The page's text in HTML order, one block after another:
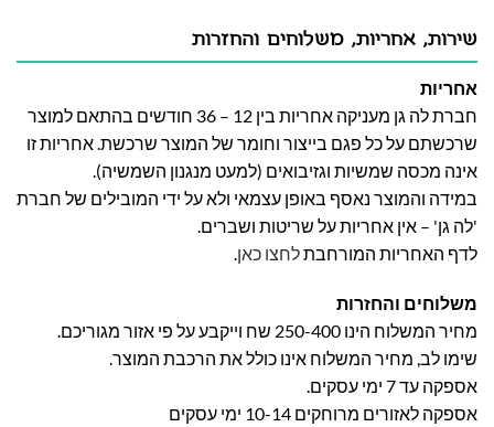
שירות, אחריות, משלוחים והחזרות
אחריות
חברת לה גן מעניקה אחריות בין 12 – 36 חודשים בהתאם למוצר
שרכשתם על כל פגם בייצור וחומר של המוצר שרכשת. אחריות זו
אינה מכסה שמשיות וגזיבואים (למעט מנגנון השמשיה).
במידה והמוצר נאסף באופן עצמאי ולא על ידי המובילים של חברת
'לה גן' – אין אחריות על שריטות ושברים.
לדף האחריות המורחבתלחצו כאן.
משלוחים והחזרות
מחיר המשלוח הינו 250-400 שח וייקבע על פי אזור מגוריכם.
שימו לב, מחיר המשלוח אינו כולל את הרכבת המוצר.
אספקה עד 7 ימי עסקים.
אספקה לאזורים מרוחקים 10-14 ימי עסקים